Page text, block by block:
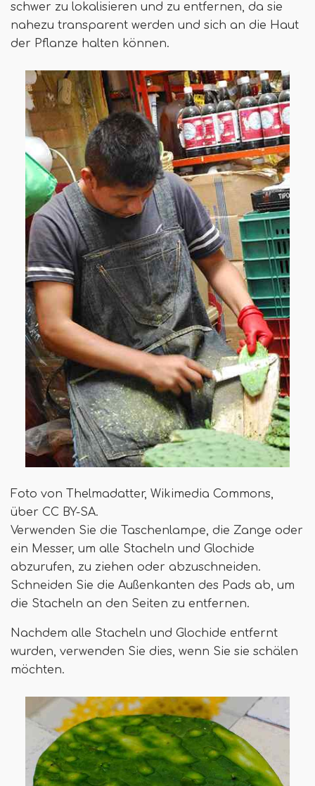
schwer zu lokalisieren und zu entfernen, da sie
nahezu transparent werden und sich an die Haut
der Pflanze halten können.
Foto von Thelmadatter, Wikimedia Commons,
über CC BY-SA.
Verwenden Sie die Taschenlampe, die Zange oder
ein Messer, um alle Stacheln und Glochide
abzurufen, zu ziehen oder abzuschneiden.
Schneiden Sie die Außenkanten des Pads ab, um
die Stacheln an den Seiten zu entfernen.
Nachdem alle Stacheln und Glochide entfernt
wurden, verwenden Sie dies, wenn Sie sie schälen
möchten.